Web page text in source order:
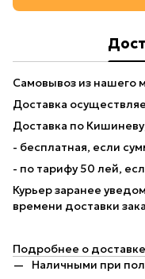
Самовывоз из нашего
Доставка
Доставка по
- бесплатная, если
- по тарифу 50 лей,
Курьер заранее
времени доставки
Подробнее о доставке
Наличными при